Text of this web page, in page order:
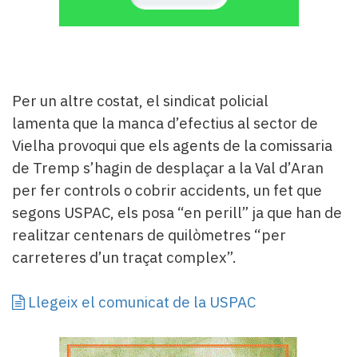
Per un altre costat, el sindicat policial
lamenta que la manca d’efectius al sector de
Vielha provoqui que els agents de la comissaria
de Tremp s’hagin de desplaçar a la Val d’Aran
per fer controls o cobrir accidents, un fet que
segons USPAC, els posa “en perill” ja que han de
realitzar centenars de quilòmetres “per
carreteres d’un traçat complex”.
Llegeix el comunicat de la USPAC